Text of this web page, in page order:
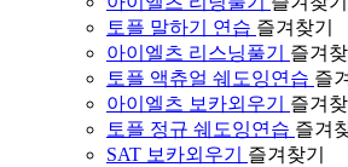
토플 말하기 연습 즐겨찾기
아이엘츠 리스닝풀기
즐겨찾
토플 액츄얼 쉐도잉연습 즐
아이엘츠 보카외우기
즐겨찾
토플 정규 쉐도잉연습 즐겨
SAT 보카외우기
즐겨찾기